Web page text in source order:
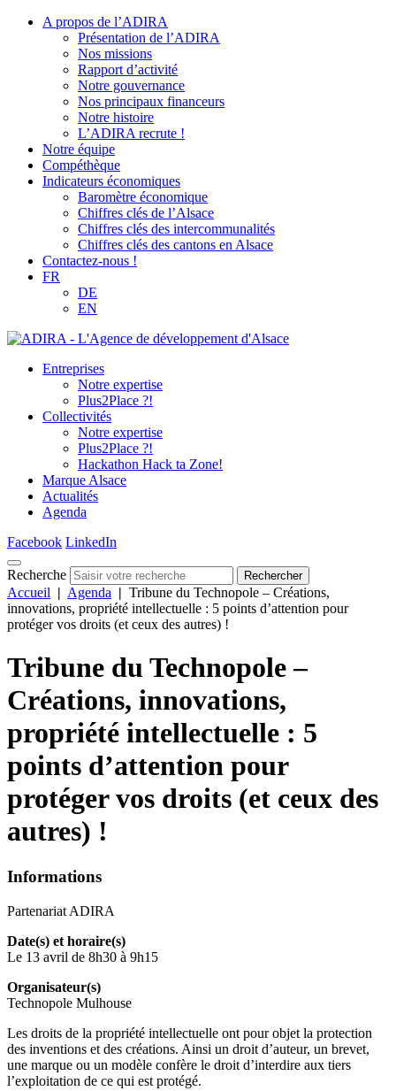
A propos de l’ADIRA
Présentation de l’ADIRA
Nos missions
Rapport d’activité
Notre gouvernance
Nos principaux financeurs
Notre histoire
L’ADIRA recrute !
Notre équipe
Compéthèque
Indicateurs économiques
Baromètre économique
Chiffres clés de l’Alsace
Chiffres clés des intercommunalités
Chiffres clés des cantons en Alsace
Contactez-nous !
FR
DE
EN
Entreprises
Notre expertise
Plus2Place ?!
Collectivités
Notre expertise
Plus2Place ?!
Hackathon Hack ta Zone!
Marque Alsace
Actualités
Agenda
Facebook LinkedIn
Recherche Rechercher
Accueil | Agenda | Tribune du Technopole – Créations,
innovations, propriété intellectuelle : 5 points d’attention pour
protéger vos droits (et ceux des autres) !
Tribune du Technopole –
Créations, innovations,
propriété intellectuelle : 5
points d’attention pour
protéger vos droits (et ceux des
autres) !
Informations
Partenariat ADIRA
Date(s) et horaire(s)
Le 13 avril de 8h30 à 9h15
Organisateur(s)
Technopole Mulhouse
Les droits de la propriété intellectuelle ont pour objet la protection
des inventions et des créations. Ainsi un droit d’auteur, un brevet,
une marque ou un modèle confère le droit d’interdire aux tiers
l’exploitation de ce qui est protégé.